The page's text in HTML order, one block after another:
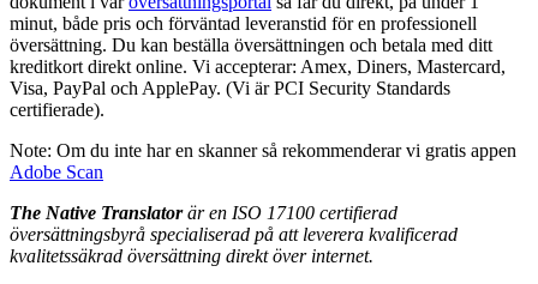
minut, både pris och förväntad leveranstid för en professionell
översättning. Du kan beställa översättningen och betala med ditt
kreditkort direkt online. Vi accepterar: Amex, Diners, Mastercard,
Visa, PayPal och ApplePay. (Vi är PCI Security Standards
certifierade).
Note: Om du inte har en skanner så rekommenderar vi gratis appen
Adobe Scan
The Native Translatorär en ISO 17100 certifierad
översättningsbyrå specialiserad på att leverera kvalificerad
kvalitetssäkrad översättning direkt över internet.